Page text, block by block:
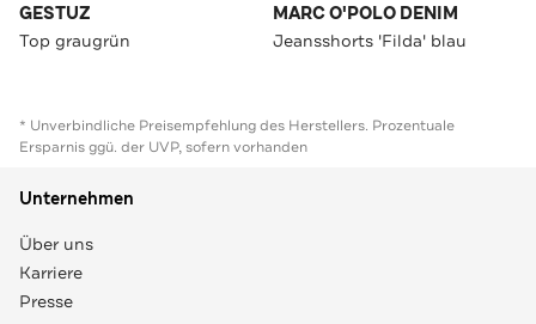
GESTUZ
Top graugrün
MARC O'POLO DENIM
Jeansshorts 'Filda' blau
* Unverbindliche Preisempfehlung des Herstellers. Prozentuale
Ersparnis ggü. der UVP, sofern vorhanden
Unternehmen
Über uns
Karriere
Presse